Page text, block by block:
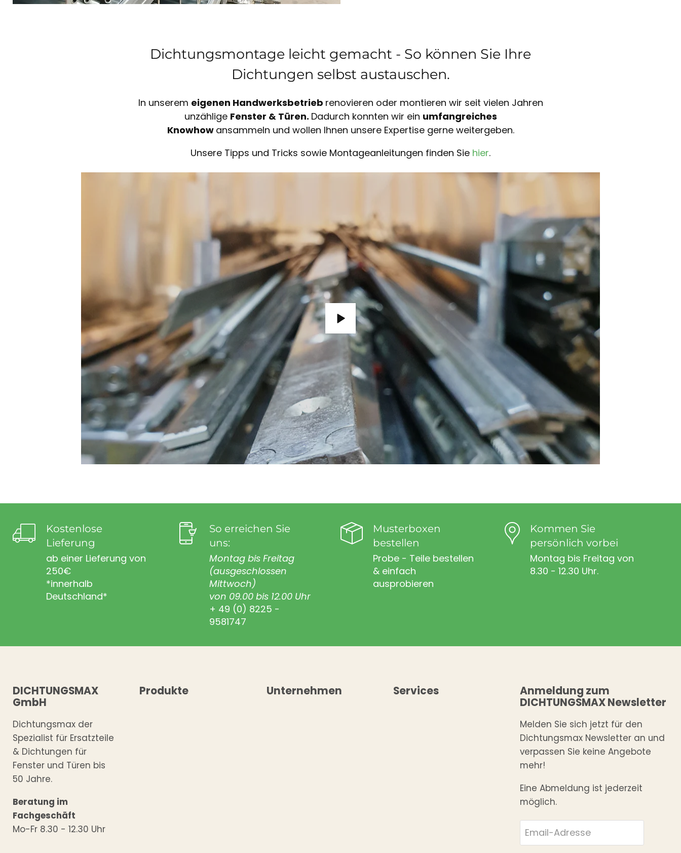
Dichtungsmontage leicht gemacht - So können Sie Ihre
Dichtungen selbst austauschen.
In unserem eigenen Handwerksbetrieb renovieren oder montieren wir seit vielen Jahren
unzählige Fenster & Türen. Dadurch konnten wir ein umfangreiches
Knowhow ansammeln und wollen Ihnen unsere Expertise gerne weitergeben.
Unsere Tipps und Tricks sowie Montageanleitungen finden Sie hier.
Kostenlose
Lieferung
ab einer Lieferung von
250€
*innerhalb
Deutschland*
So erreichen Sie
uns:
Montag bis Freitag
(ausgeschlossen
Mittwoch)
von 09.00 bis 12.00 Uhr
+ 49 (0) 8225 -
9581747
Musterboxen
bestellen
Probe - Teile bestellen
& einfach
ausprobieren
Kommen Sie
persönlich vorbei
Montag bis Freitag von
8.30 - 12.30 Uhr.
DICHTUNGSMAX
GmbH
Dichtungsmax der
Spezialist für Ersatzteile
& Dichtungen für
Fenster und Türen bis
50 Jahre.
Beratung im
Fachgeschäft
Mo-Fr 8.30 - 12.30 Uhr
Produkte Unternehmen Services
Anmeldung zum
DICHTUNGSMAX Newsletter
Melden Sie sich jetzt für den
Dichtungsmax Newsletter an und
verpassen Sie keine Angebote
mehr!
Eine Abmeldung ist jederzeit
möglich.
Email-Adresse